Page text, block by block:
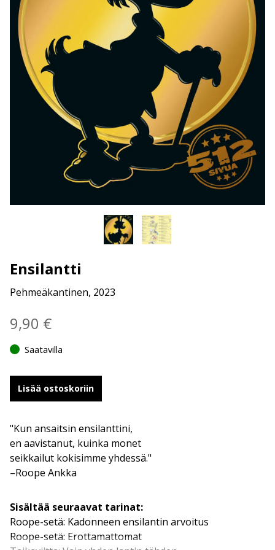
Ensilantti
Pehmeäkantinen, 2023
9,90 €
Saatavilla
Lisää ostoskoriin
"Kun ansaitsin ensilanttini,
en aavistanut, kuinka monet
seikkailut kokisimme yhdessä."
–Roope Ankka
Sisältää seuraavat tarinat:
Roope-setä: Kadonneen ensilantin arvoitus
Roope-setä: Erottamattomat